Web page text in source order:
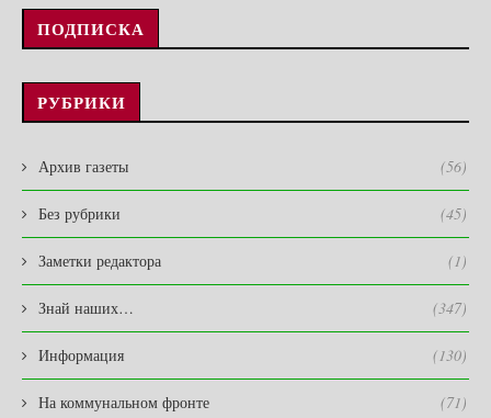
ПОДПИСКА
РУБРИКИ
Архив газеты (56)
Без рубрики (45)
Заметки редактора (1)
Знай наших… (347)
Информация (130)
На коммунальном фронте (71)